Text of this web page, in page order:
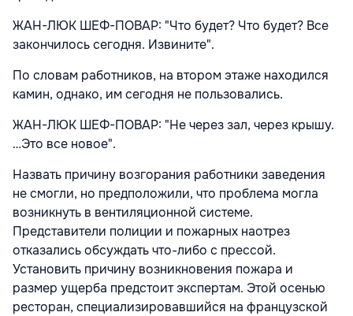
ЖАН-ЛЮК ШЕФ-ПОВАР: "Что будет? Что будет? Все
закончилось сегодня. Извините".
По словам работников, на втором этаже находился
камин, однако, им сегодня не пользовались.
ЖАН-ЛЮК ШЕФ-ПОВАР: "Не через зал, через крышу.
…Это все новое".
Назвать причину возгорания работники заведения
не смогли, но предположили, что проблема могла
возникнуть в вентиляционной системе.
Представители полиции и пожарных наотрез
отказались обсуждать что-либо с прессой.
Установить причину возникновения пожара и
размер ущерба предстоит экспертам. Этой осенью
ресторан, специализировавшийся на французской